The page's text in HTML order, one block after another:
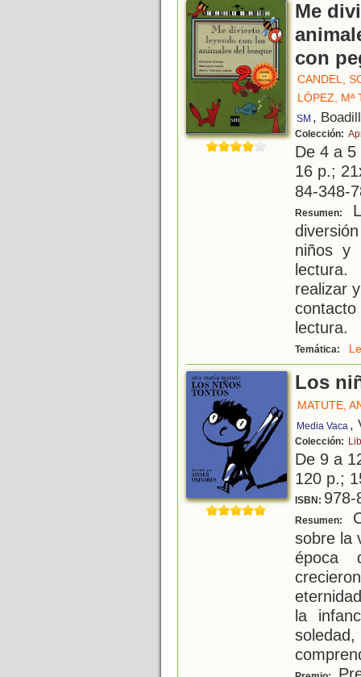
Me
con
CANDEL,
LÓPEZ, Mª
SM ,
Colección:
De 4 a
16 p.;
84-348-
Resumen:
niños y
realizar
lectura.
Temática:
Los
MATUTE,
Media Vaca ,
Colección:
De 9 a
120 p.;
ISBN: 978-
Resumen:
sobre la
época
la